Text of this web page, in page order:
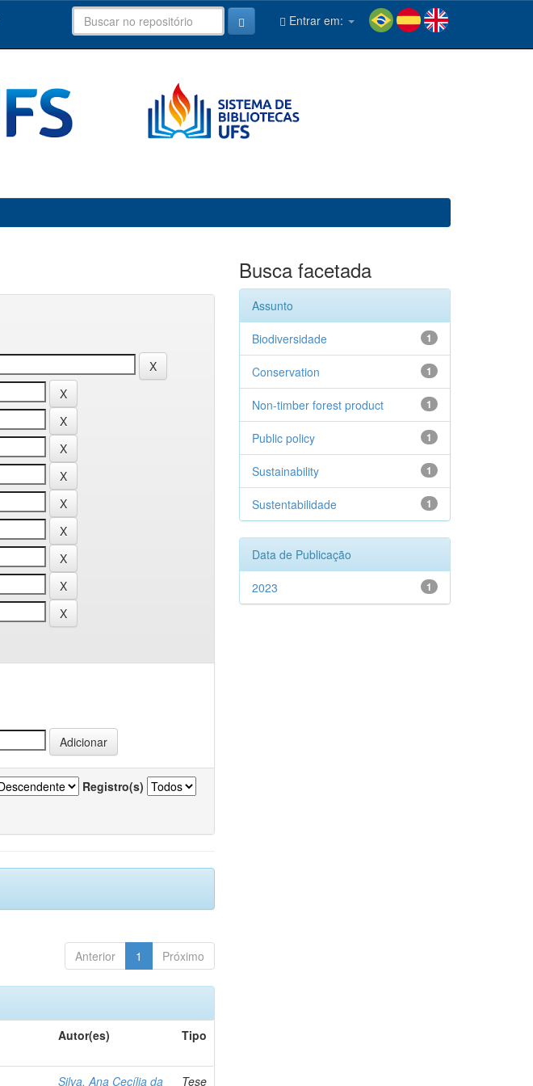
Entrar em:
Registro(s)
Anterior 1 Próximo
Autor(es) Tipo
Silva, Ana Cecília da Tese
Busca facetada
Assunto
1
Biodiversidade
1
Conservation
1
Non-timber forest product
1
Public policy
1
Sustainability
1
Sustentabilidade
Data de Publicação
1
2023